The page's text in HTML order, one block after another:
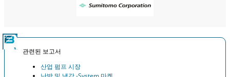
관련된 보고서
산업 펌프 시장